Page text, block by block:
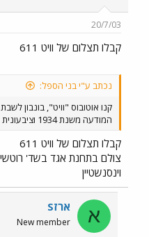
20/7/03
קבלו תצלום של וויט 611
נכתב ע"י בני הספל:
קנו אוטובוס "וויט", בונבון לשבת
המודעה משנת 1934 וציבעונית במקור!
קבלו תצלום של וויט 611
וינסנשטיין
א ארזS
New member